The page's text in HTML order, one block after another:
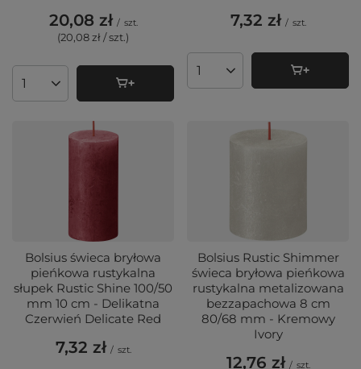
20,08 zł / szt.
(20,08 zł / szt.)
Ilość produktów
7,32 zł / szt.
Ilość produktów
Bolsius świeca bryłowa
pieńkowa rustykalna
słupek Rustic Shine 100/50
mm 10 cm - Delikatna
Czerwień Delicate Red
7,32 zł / szt.
Bolsius Rustic Shimmer
świeca bryłowa pieńkowa
rustykalna metalizowana
bezzapachowa 8 cm
80/68 mm - Kremowy
Ivory
12,76 zł / szt.